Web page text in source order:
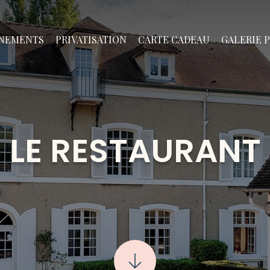
PRIVATISATION CARTE CADEAU GALERIE
LE RESTAURANT